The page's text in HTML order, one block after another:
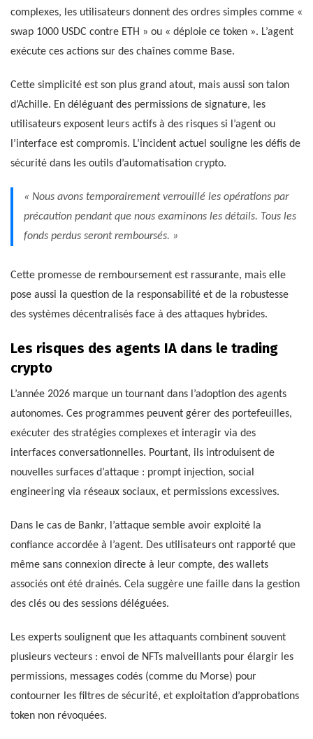
complexes, les utilisateurs donnent des ordres simples comme «
swap 1000 USDC contre ETH » ou « déploie ce token ». L’agent
exécute ces actions sur des chaînes comme Base.
Cette simplicité est son plus grand atout, mais aussi son talon
d’Achille. En déléguant des permissions de signature, les
utilisateurs exposent leurs actifs à des risques si l’agent ou
l’interface est compromis. L’incident actuel souligne les défis de
sécurité dans les outils d’automatisation crypto.
« Nous avons temporairement verrouillé les opérations par
précaution pendant que nous examinons les détails. Tous les
fonds perdus seront remboursés. »
Cette promesse de remboursement est rassurante, mais elle
pose aussi la question de la responsabilité et de la robustesse
des systèmes décentralisés face à des attaques hybrides.
Les risques des agents IA dans le trading
crypto
L’année 2026 marque un tournant dans l’adoption des agents
autonomes. Ces programmes peuvent gérer des portefeuilles,
exécuter des stratégies complexes et interagir via des
interfaces conversationnelles. Pourtant, ils introduisent de
nouvelles surfaces d’attaque : prompt injection, social
engineering via réseaux sociaux, et permissions excessives.
Dans le cas de Bankr, l’attaque semble avoir exploité la
confiance accordée à l’agent. Des utilisateurs ont rapporté que
même sans connexion directe à leur compte, des wallets
associés ont été drainés. Cela suggère une faille dans la gestion
des clés ou des sessions déléguées.
Les experts soulignent que les attaquants combinent souvent
plusieurs vecteurs : envoi de NFTs malveillants pour élargir les
permissions, messages codés (comme du Morse) pour
contourner les filtres de sécurité, et exploitation d’approbations
token non révoquées.